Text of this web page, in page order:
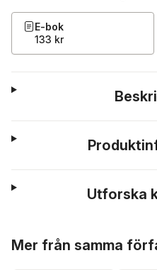
E-bok
133 kr
Utforska
Mer från samma